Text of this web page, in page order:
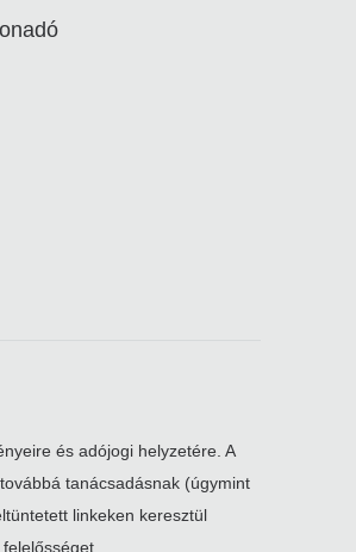
és adójogi helyzetére. A
tanácsadásnak (úgymint
linkeken keresztül